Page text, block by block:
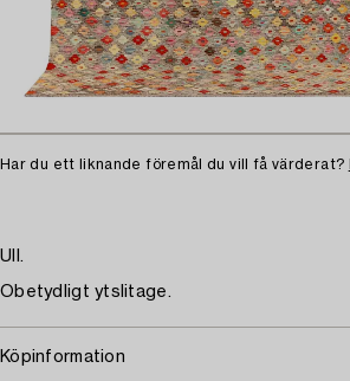
Har du ett liknande föremål du vill få värderat?
Ull.
Obetydligt ytslitage.
Köpinformation